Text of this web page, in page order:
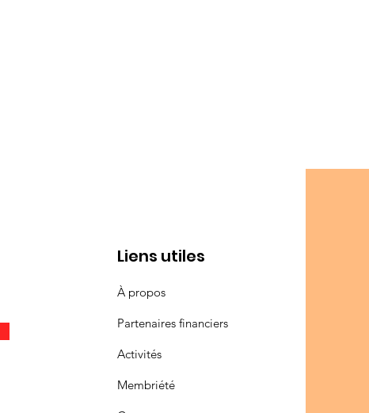
Liens utiles
À propos
Partenaires financiers
Activités
Membriété